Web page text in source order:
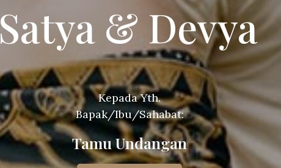
Satya & Devya
Kepada Yth.
Tamu Undangan